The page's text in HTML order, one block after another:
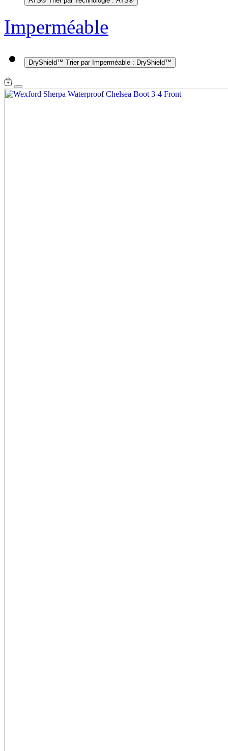
Imperméable
DryShield™ Trier par Imperméable : DryShield™